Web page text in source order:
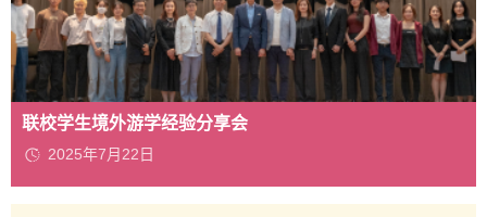
联校学生境外游学经验分享会
2025年7月22日